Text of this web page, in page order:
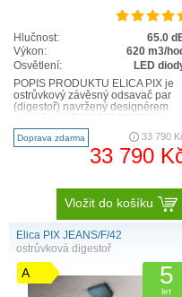
Hlučnost:
65.0
Výkon:
620 m3/
Osvětlení:
LED
POPIS PRODUKTU ELICA PIX je
ostrůvkový závěsný odsavač par
(digestoř) navržený designérem
CRISA. ELICA PIX je novinkou ..
Doprava zdarma 33 790
33 790
Vložit do košíku
Elica PIX JEANS/F/42
ostrůvková digestoř
A 5
let